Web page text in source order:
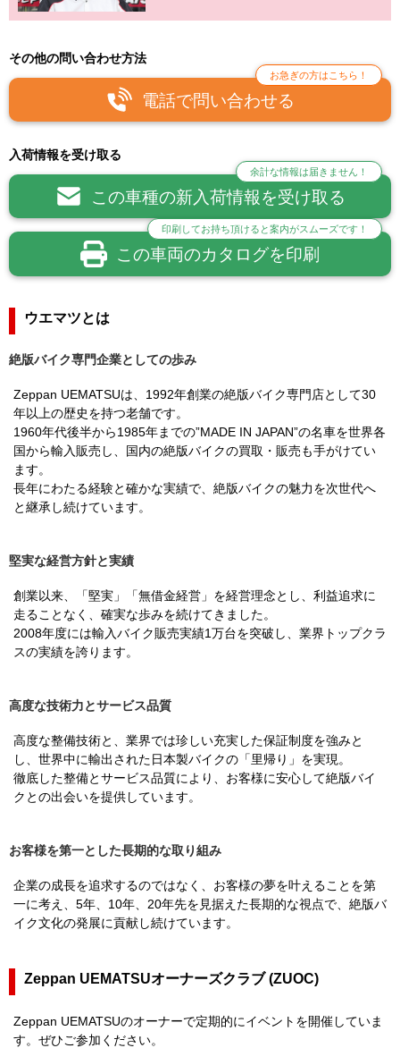
その他の問い合わせ方法
電話で問い合わせる
お急ぎの方はこちら！
入荷情報を受け取る
この車種の新入荷情報を受け取る
余計な情報は届きません！
この車両のカタログを印刷
印刷してお持ち頂けると案内がスムーズです！
ウエマツとは
絶版バイク専門企業としての歩み
Zeppan UEMATSUは、1992年創業の絶版バイク専門店として30
年以上の歴史を持つ老舗です。
1960年代後半から1985年までの”MADE IN JAPAN”の名車を世界各
国から輸入販売し、国内の絶版バイクの買取・販売も手がけてい
ます。
長年にわたる経験と確かな実績で、絶版バイクの魅力を次世代へ
と継承し続けています。
堅実な経営方針と実績
創業以来、「堅実」「無借金経営」を経営理念とし、利益追求に
走ることなく、確実な歩みを続けてきました。
2008年度には輸入バイク販売実績1万台を突破し、業界トップクラ
スの実績を誇ります。
高度な技術力とサービス品質
高度な整備技術と、業界では珍しい充実した保証制度を強みと
し、世界中に輸出された日本製バイクの「里帰り」を実現。
徹底した整備とサービス品質により、お客様に安心して絶版バイ
クとの出会いを提供しています。
お客様を第一とした長期的な取り組み
企業の成長を追求するのではなく、お客様の夢を叶えることを第
一に考え、5年、10年、20年先を見据えた長期的な視点で、絶版バ
イク文化の発展に貢献し続けています。
Zeppan UEMATSUオーナーズクラブ (ZUOC)
Zeppan UEMATSUのオーナーで定期的にイベントを開催していま
す。ぜひご参加ください。